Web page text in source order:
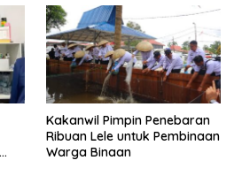
Kakanwil Pimpin Penebaran
Ribuan Lele untuk Pembinaan
Warga Binaan